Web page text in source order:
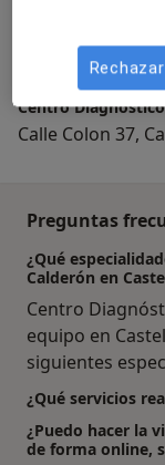
Centro
Calle Colon 37,
Preguntas
¿Qué
Calderón en
Centro
equipo en
siguientes
¿Qué servicios
¿Puedo hacer la
de forma online,